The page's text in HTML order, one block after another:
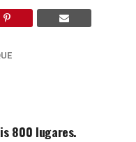
800 lugares.